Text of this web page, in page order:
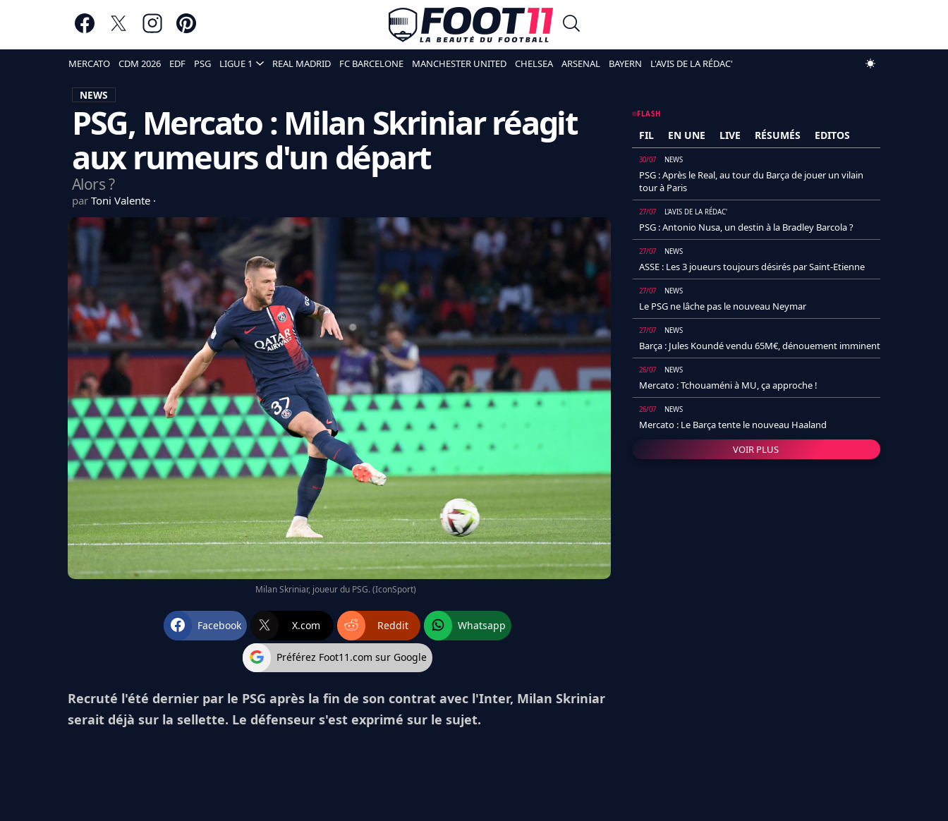
MERCATO CDM 2026 EDF PSG LIGUE 1 REAL MADRID FC BARCELONE MANCHESTER UNITED CHELSEA ARSENAL BAYERN L'AVIS DE LA RÉDAC'
NEWS
PSG, Mercato : Milan Skriniar réagit
aux rumeurs d'un départ
Alors ?
par Toni Valente
Milan Skriniar, joueur du PSG. (IconSport)
Facebook X.com Reddit Whatsapp
Préférez Foot11.com sur Google
Recruté l'été dernier par le PSG après la fin de son contrat avec l'Inter, Milan Skriniar
serait déjà sur la sellette. Le défenseur s'est exprimé sur le sujet.
FLASH
FIL EN UNE LIVE RÉSUMÉS EDITOS
30/07 NEWS
PSG : Après le Real, au tour du Barça de jouer un vilain
tour à Paris
27/07 L'AVIS DE LA RÉDAC'
PSG : Antonio Nusa, un destin à la Bradley Barcola ?
27/07 NEWS
ASSE : Les 3 joueurs toujours désirés par Saint-Etienne
27/07 NEWS
Le PSG ne lâche pas le nouveau Neymar
27/07 NEWS
Barça : Jules Koundé vendu 65M€, dénouement imminent
26/07 NEWS
Mercato : Tchouaméni à MU, ça approche !
26/07 NEWS
Mercato : Le Barça tente le nouveau Haaland
VOIR PLUS